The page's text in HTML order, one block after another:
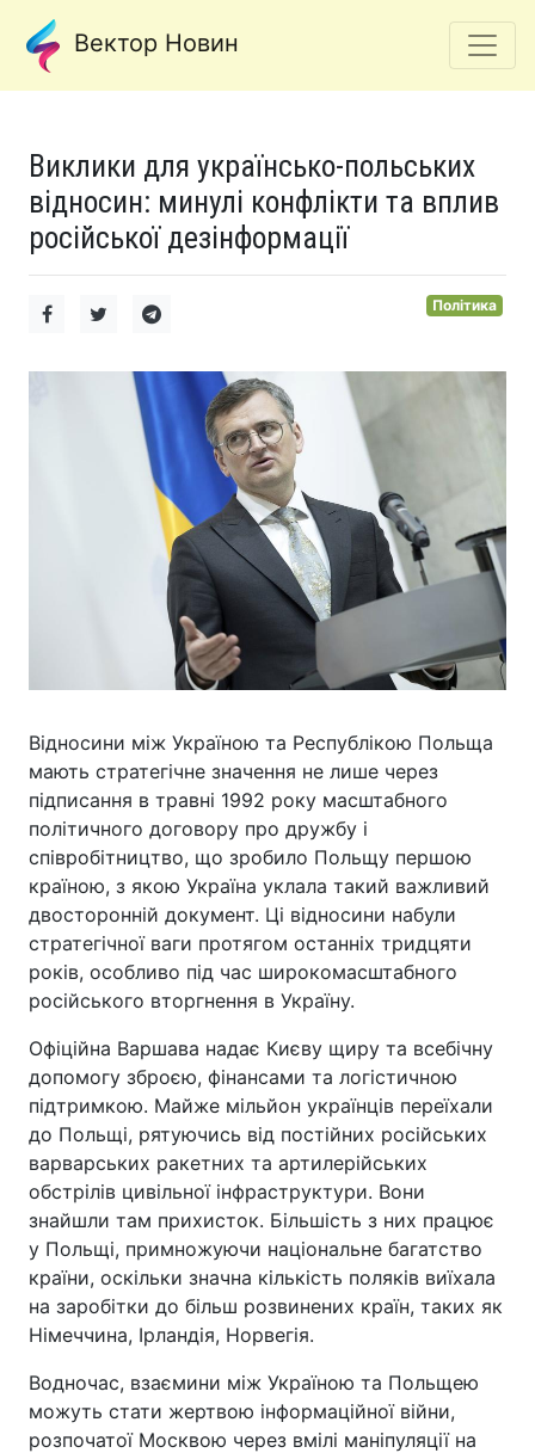
Вектор Новин
Виклики для українсько-польських
відносин: минулі конфлікти та вплив
російської дезінформації
Політика
Відносини між Україною та Республікою Польща
мають стратегічне значення не лише через
підписання в травні 1992 року масштабного
політичного договору про дружбу і
співробітництво, що зробило Польщу першою
країною, з якою Україна уклала такий важливий
двосторонній документ. Ці відносини набули
стратегічної ваги протягом останніх тридцяти
років, особливо під час широкомасштабного
російського вторгнення в Україну.
Офіційна Варшава надає Києву щиру та всебічну
допомогу зброєю, фінансами та логістичною
підтримкою. Майже мільйон українців переїхали
до Польщі, рятуючись від постійних російських
варварських ракетних та артилерійських
обстрілів цивільної інфраструктури. Вони
знайшли там прихисток. Більшість з них працює
у Польщі, примножуючи національне багатство
країни, оскільки значна кількість поляків виїхала
на заробітки до більш розвинених країн, таких як
Німеччина, Ірландія, Норвегія.
Водночас, взаємини між Україною та Польщею
можуть стати жертвою інформаційної війни,
розпочатої Москвою через вмілі маніпуляції на